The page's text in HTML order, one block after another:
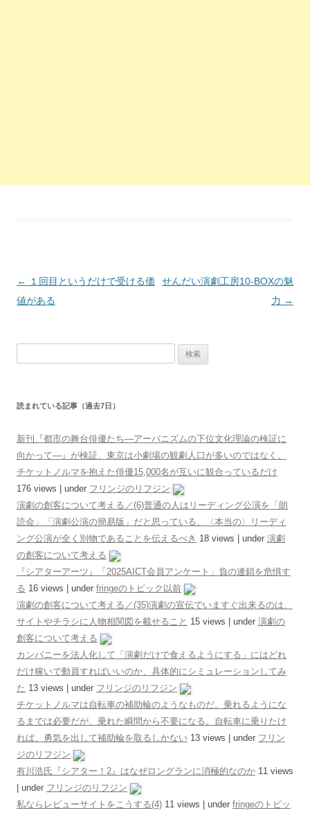
投稿ナビゲーション
← １回目というだけで受ける価
値がある
せんだい演劇工房10-BOXの魅
力 →
読まれている記事（過去7日）
新刊『都市の舞台俳優たち―アーバニズムの下位文化理論の検証に
向かって―』が検証、東京は小劇場の観劇人口が多いのではなく、
チケットノルマを抱えた俳優15,000名が互いに観合っているだけ
176 views
under フリンジのリフジン
演劇の創客について考える／(6)普通の人はリーディング公演を「朗
読会」「演劇公演の簡易版」だと思っている、〈本当の〉リーディ
ング公演が全く別物であることを伝えるべき 18 views under 演劇
の創客について考える
『シアターアーツ』「2025AICT会員アンケート」負の連鎖を危惧す
る 16 views under fringeのトピック以前
演劇の創客について考える／(35)演劇の宣伝でいますぐ出来るのは、
サイトやチラシに人物相関図を載せること 15 views under 演劇の
創客について考える
カンパニーを法人化して「演劇だけで食えるようにする」にはどれ
だけ稼いで動員すればいいのか、具体的にシミュレーションしてみ
た 13 views under フリンジのリフジン
チケットノルマは自転車の補助輪のようなものだ。乗れるようにな
るまでは必要だが、乗れた瞬間から不要になる。自転車に乗りたけ
れば、勇気を出して補助輪を取るしかない 13 views under フリン
ジのリフジン
有川浩氏『シアター！2』はなぜロングランに消極的なのか 11 views
under フリンジのリフジン
私ならレビューサイトをこうする(4) 11 views under fringeのトピッ